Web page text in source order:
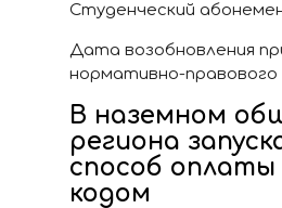
Студенческий
Дата возобновления
нормативно-
В наземном
региона
способ оплаты
кодом